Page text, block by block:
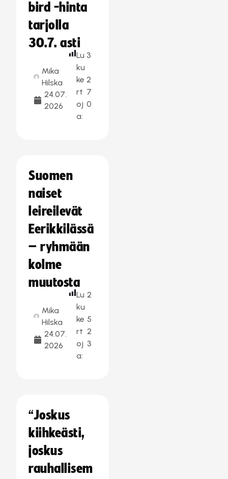
bird -hinta
tarjolla
30.7. asti
Mika
Hilska
24.07.
2026
Lu
ku
ke
rt
oj
a:
3
2
7
0
Suomen
naiset
leireilevät
Eerikkilässä
– ryhmään
kolme
muutosta
Mika
Hilska
24.07.
2026
Lu
ku
ke
rt
oj
a:
2
5
2
3
“Joskus
kiihkeästi,
joskus
rauhallisem